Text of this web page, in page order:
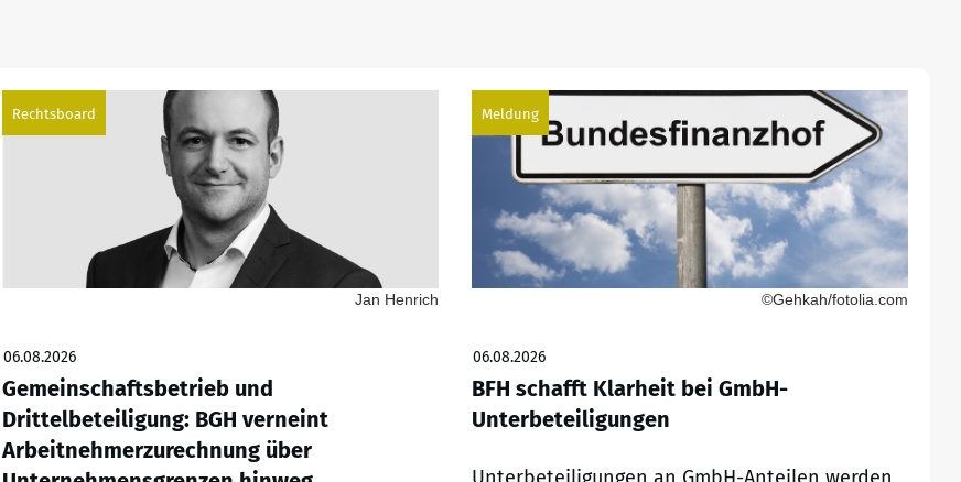
Rechtsboard
Jan Henrich
06.08.2026
Gemeinschaftsbetrieb und
Drittelbeteiligung: BGH verneint
Arbeitnehmerzurechnung über
Meldung
©Gehkah/fotolia.com
06.08.2026
BFH schafft Klarheit bei GmbH-
Unterbeteiligungen